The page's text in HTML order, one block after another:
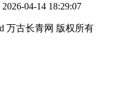
04-14 18:29:07
万古长青网 版权所有